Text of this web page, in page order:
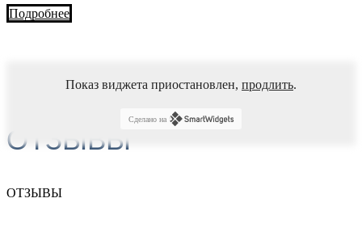
Подробнее
ОТЗЫВЫ
Показ виджета приостановлен, продлить.
Сделано на
ОТЗЫВЫ